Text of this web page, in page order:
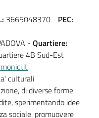
3665048370 - PEC:
- Quartiere:
4B Sud-Est
culturali
di diverse forme
sperimentando idee
sociale. promuovere